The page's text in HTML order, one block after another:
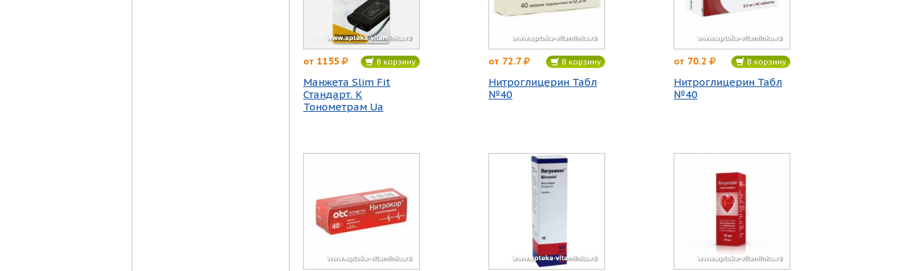
от 1155 В корзину
Манжета Slim Fit
Стандарт. К
Тонометрам Ua
от 72.7 В корзину
Нитроглицерин Табл
№40
от 70.2 В корзину
Нитроглицерин Табл
№40